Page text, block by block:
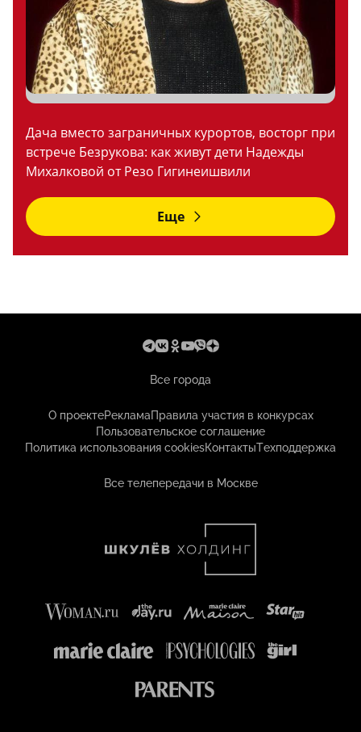
Дача вместо заграничных курортов, восторг при
встрече Безрукова: как живут дети Надежды
Михалковой от Резо Гигинеишвили
Еще
Все города
О проектеРекламаПравила участия в конкурсах
Пользовательское соглашение
Политика использования cookiesКонтактыТехподдержка
Все телепередачи в Москве